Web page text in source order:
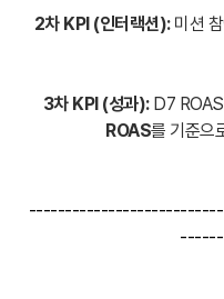
2차 KPI (인터랙션):미션
3차 KPI (성과):D7 ROAS
ROAS를 기준으